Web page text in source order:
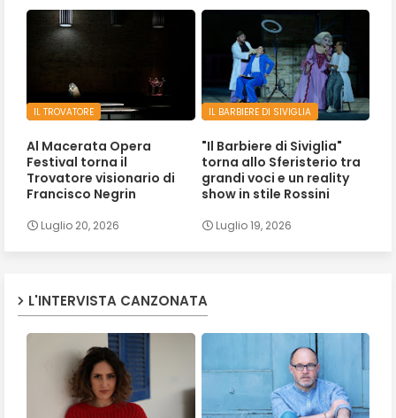
IL TROVATORE
Al Macerata Opera
Festival torna il
Trovatore visionario di
Francisco Negrin
Luglio 20, 2026
IL BARBIERE DI SIVIGLIA
"Il Barbiere di Siviglia"
torna allo Sferisterio tra
grandi voci e un reality
show in stile Rossini
Luglio 19, 2026
L'INTERVISTA CANZONATA